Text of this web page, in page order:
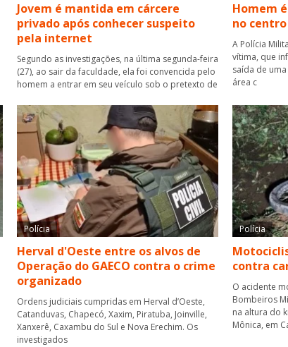
Jovem é mantida em cárcere
privado após conhecer suspeito
pela internet
Segundo as investigações, na última segunda-feira
(27), ao sair da faculdade, ela foi convencida pelo
homem a entrar em seu veículo sob o pretexto de
Homem
no
A Polícia
vítima, que
saída de
área c
Polícia
Herval d'Oeste entre os alvos de
Operação do GAECO contra o crime
organizado
Ordens judiciais cumpridas em Herval d’Oeste,
Catanduvas, Chapecó, Xaxim, Piratuba, Joinville,
Xanxerê, Caxambu do Sul e Nova Erechim. Os
investigados
Polícia
contra
O acidente
Bombeiros
na altura do
Mônica, em